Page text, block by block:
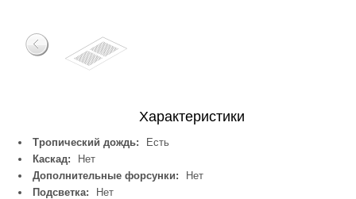
Характеристики
Тропический дождь:
Есть
Каскад:
Нет
Дополнительные форсунки:
Нет
Подсветка:
Нет